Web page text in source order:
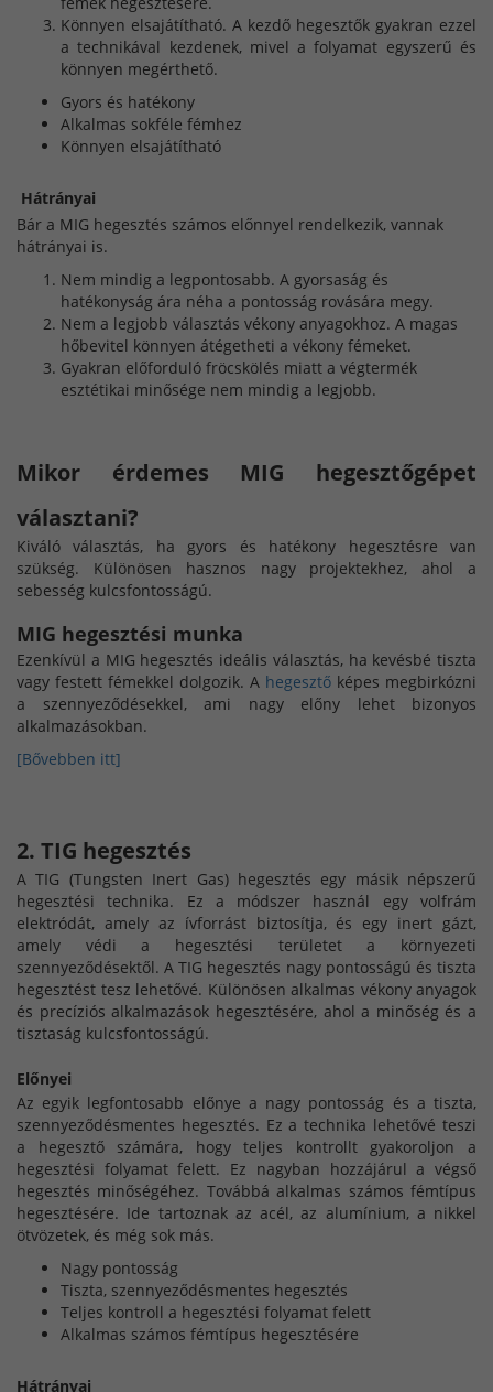
Könnyen elsajátítható. A kezdő hegesztők gyakran ezzel
a technikával kezdenek, mivel a folyamat egyszerű és
könnyen megérthető.
Gyors és hatékony
Alkalmas sokféle fémhez
Könnyen elsajátítható
Hátrányai
Bár a MIG hegesztés számos előnnyel rendelkezik, vannak
hátrányai is.
Nem mindig a legpontosabb. A gyorsaság és
hatékonyság ára néha a pontosság rovására megy.
Nem a legjobb választás vékony anyagokhoz. A magas
hőbevitel könnyen átégetheti a vékony fémeket.
Gyakran előforduló fröcskölés miatt a végtermék
esztétikai minősége nem mindig a legjobb.
Mikor érdemes MIG hegesztőgépet
választani?
Kiváló választás, ha gyors és hatékony hegesztésre van
szükség. Különösen hasznos nagy projektekhez, ahol a
sebesség kulcsfontosságú.
MIG hegesztési munka
Ezenkívül a MIG hegesztés ideális választás, ha kevésbé tiszta
vagy festett fémekkel dolgozik. A hegesztő képes megbirkózni
a szennyeződésekkel, ami nagy előny lehet bizonyos
alkalmazásokban.
[Bővebben itt]
2. TIG hegesztés
A TIG (Tungsten Inert Gas) hegesztés egy másik népszerű
hegesztési technika. Ez a módszer használ egy volfrám
elektródát, amely az ívforrást biztosítja, és egy inert gázt,
amely védi a hegesztési területet a környezeti
szennyeződésektől. A TIG hegesztés nagy pontosságú és tiszta
hegesztést tesz lehetővé. Különösen alkalmas vékony anyagok
és precíziós alkalmazások hegesztésére, ahol a minőség és a
tisztaság kulcsfontosságú.
Előnyei
Az egyik legfontosabb előnye a nagy pontosság és a tiszta,
szennyeződésmentes hegesztés. Ez a technika lehetővé teszi
a hegesztő számára, hogy teljes kontrollt gyakoroljon a
hegesztési folyamat felett. Ez nagyban hozzájárul a végső
hegesztés minőségéhez. Továbbá alkalmas számos fémtípus
hegesztésére. Ide tartoznak az acél, az alumínium, a nikkel
ötvözetek, és még sok más.
Nagy pontosság
Tiszta, szennyeződésmentes hegesztés
Teljes kontroll a hegesztési folyamat felett
Alkalmas számos fémtípus hegesztésére
Hátrányai